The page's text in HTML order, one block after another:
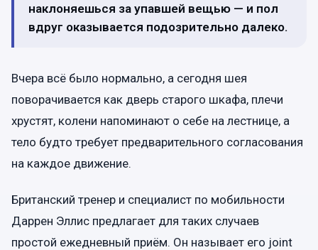
наклоняешься за упавшей вещью — и пол
вдруг оказывается подозрительно далеко.
Вчера всё было нормально, а сегодня шея
поворачивается как дверь старого шкафа, плечи
хрустят, колени напоминают о себе на лестнице, а
тело будто требует предварительного согласования
на каждое движение.
Британский тренер и специалист по мобильности
Даррен Эллис предлагает для таких случаев
простой ежедневный приём. Он называет его joint